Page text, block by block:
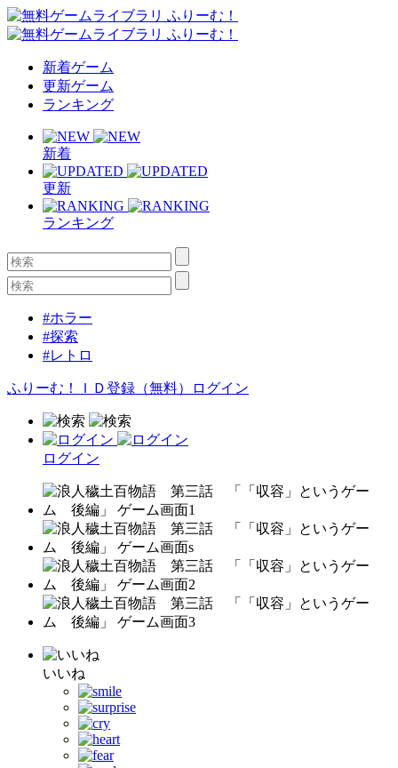
新着ゲーム
更新ゲーム
ランキング
新着
更新
ランキング
#ホラー
#探索
#レトロ
ふりーむ！ＩＤ登録（無料） ログイン
ログイン
いいね